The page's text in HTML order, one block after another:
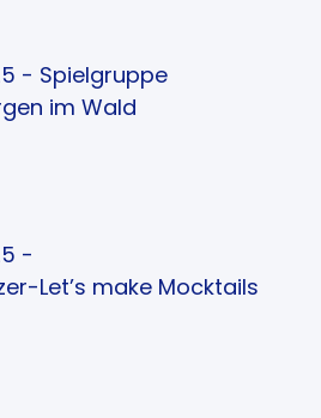
- Spielgruppe
im Wald
-
Let’s make Mocktails